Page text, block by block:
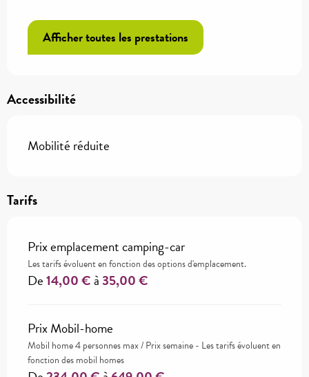
Afficher toutes les prestations
Accessibilité
Mobilité réduite
Tarifs
Prix emplacement camping-car
Les tarifs évoluent en fonction des options d'emplacement.
De14,00 €à35,00 €
Prix Mobil-home
Mobil home 4 personnes max / Prix semaine - Les tarifs évoluent en
fonction des mobil homes